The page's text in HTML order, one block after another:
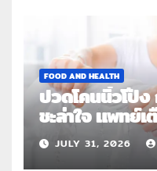
FOOD AND HEALTH
ปวดโคนนิ้วโป้ง
ชะล่าใจ แพทย์เ
แวง” โรคปลอ
ใช้งานซ้ำ
JULY 31, 2026